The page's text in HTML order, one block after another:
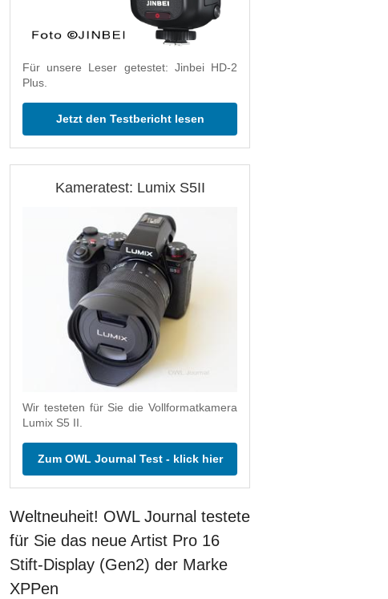
Für unsere Leser getestet: Jinbei HD-2
Plus.
Jetzt den Testbericht lesen
Kameratest: Lumix S5II
Wir testeten für Sie die Vollformatkamera
Lumix S5 II.
Zum OWL Journal Test - klick hier
Weltneuheit! OWL Journal testete
für Sie das neue Artist Pro 16
Stift-Display (Gen2) der Marke
XPPen